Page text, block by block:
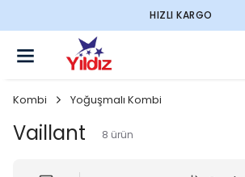
HIZLI KARGO
Kombi Yoğuşmalı Kombi
Vaillant 8 ürün